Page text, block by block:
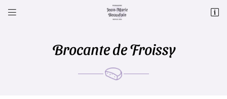
 
09 71 20 83 40Brocante de Froissy